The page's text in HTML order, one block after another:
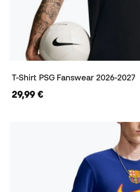
T-Shirt PSG Fanswear 2026-2027
29,99 €